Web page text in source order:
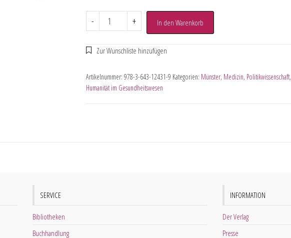
- + In den Warenkorb
Artikelnummer: 978-3-643-12431-9 Kategorien: Münster, Medizin, Politikwissenschaft,
Humanität im Gesundheitswesen
SERVICE
Bibliotheken
Buchhandlung
INFORMATION
Der Verlag
Presse